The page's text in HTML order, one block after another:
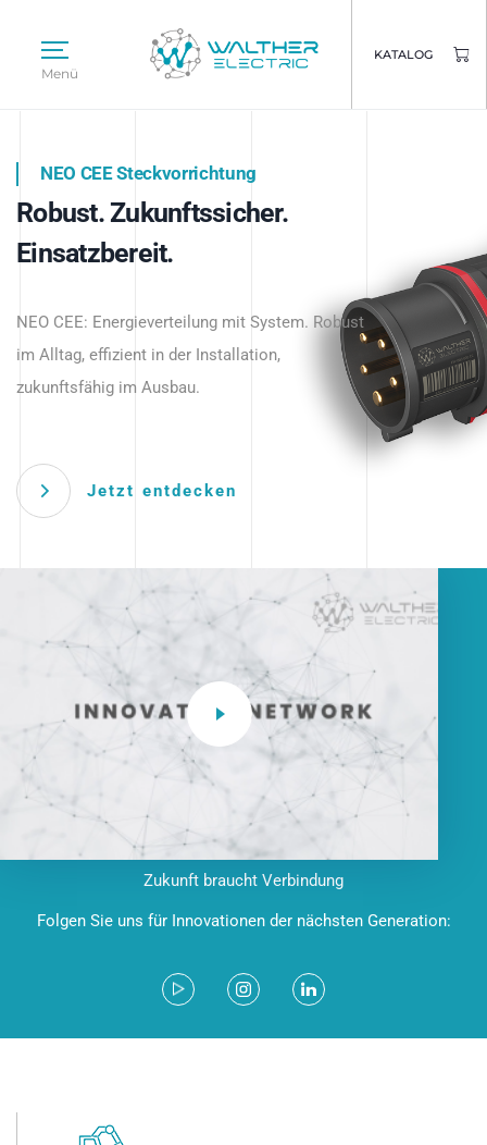
Menü
KATALOG
Intelligente Stromverteilung
beginnt hier.
NEO CEE Steckvorrichtung
Robust. Zukunftssicher.
Einsatzbereit.
NEO CEE: Energieverteilung mit System. Robust
im Alltag, effizient in der Installation,
zukunftsfähig im Ausbau.
Jetzt entdecken
Intelligenz trifft Energie.
Anwendungen – robust, IP-geschützt und
zukunftsfähig.
Zukunft braucht Verbindung
Folgen Sie uns für Innovationen der nächsten Generation: